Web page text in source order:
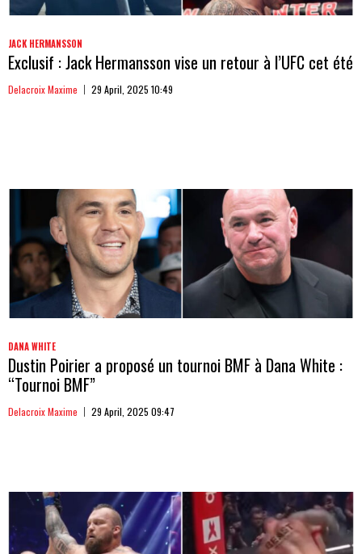
JACK HERMANSSON
Exclusif : Jack Hermansson vise un retour à l’UFC cet été
Delacroix Maxime 29 April, 2025 10:49
DANA WHITE
Dustin Poirier a proposé un tournoi BMF à Dana White :
“Tournoi BMF”
Delacroix Maxime 29 April, 2025 09:47